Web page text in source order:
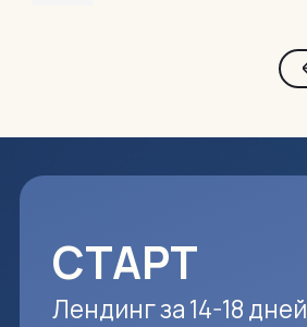
СТАРТ
Лендинг за 14-18 дней